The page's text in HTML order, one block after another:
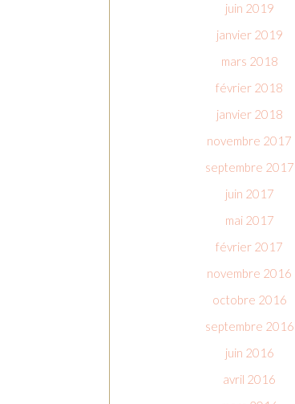
juin 2019
janvier 2019
mars 2018
février 2018
janvier 2018
novembre 2017
septembre 2017
juin 2017
mai 2017
février 2017
novembre 2016
octobre 2016
septembre 2016
juin 2016
avril 2016